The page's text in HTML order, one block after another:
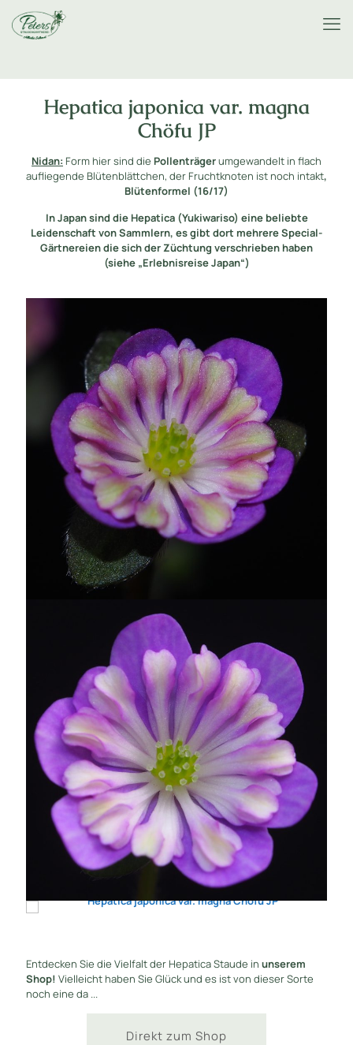
Hepatica japonica var. magna
Chöfu JP
Nidan: Form hier sind die Pollenträgerumgewandelt in flach
aufliegende Blütenblättchen, der Fruchtknoten ist noch intakt,
Blütenformel (16/17)
In Japan sind die Hepatica (Yukiwariso) eine beliebte
Leidenschaft von Sammlern, es gibt dort mehrere Special-
Gärtnereien die sich der Züchtung verschrieben haben
(siehe „Erlebnisreise Japan“)
Entdecken Sie die Vielfalt der Hepatica Staude in unserem
Shop! Vielleicht haben Sie Glück und es ist von dieser Sorte
noch eine da ...
Direkt zum Shop